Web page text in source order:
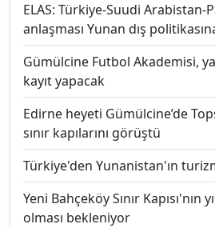
ELAS: Türkiye-Suudi Arabistan-
anlaşması Yunan dış
Gümülcine Futbol Akademisi,
kayıt yapacak
Edirne heyeti Gümülcine’de
sınır kapılarını görüştü
Türkiye'den Yunanistan'ın
Yeni Bahçeköy Sınır Kapısı'nın
olması bekleniyor